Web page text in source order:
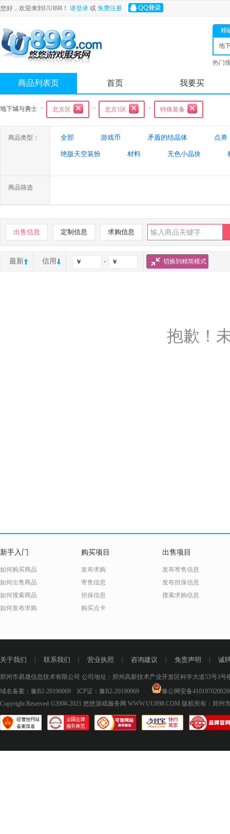
您好，欢迎来到UU898！ 请登录 或 免费注册
精
地
士
热门
商品列表页 首页 我要买
地下城与勇士 > 北京区 > 北京1区 > 特殊装备
商品类型： 全部 游戏币 矛盾的结晶体 点券
绝版天空装扮 材料 无色小晶块
商品筛选
出售信息 定制信息 求购信息
最新 信用 - 切换到精简模式
抱歉！
新手入门
如何购买商品
如何出售商品
如何搜索商品
如何发布求购
购买项目
发布求购
寄售信息
担保信息
购买点卡
出售项目
发布寄售信息
发布担保信息
搜索求购信息
关于我们 联系我们 营业执照 咨询建议 免责声明 诚
郑州市易晟信息技术有限公司 公司地址：郑州高新技术产业开发区科学大道53号3号
域名备案： 豫B2-20190069 ICP证： 豫B2-20190069
豫公网安备
Copyright Reserved ©2008-2021 悠悠游戏服务网 WWW.UU898.COM 版权所有：郑州